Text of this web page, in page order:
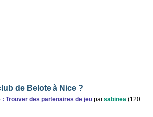
de Belote à Nice ?
: Trouver des partenaires de jeu par sabinea (120